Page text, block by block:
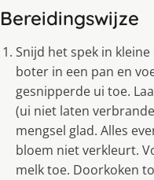
Bereidingswijze
Snijd het spek in
boter in een pan en
gesnipperde ui toe.
(ui niet laten
mengsel glad. Alles
bloem niet verkleurt.
melk toe. Doorkoken